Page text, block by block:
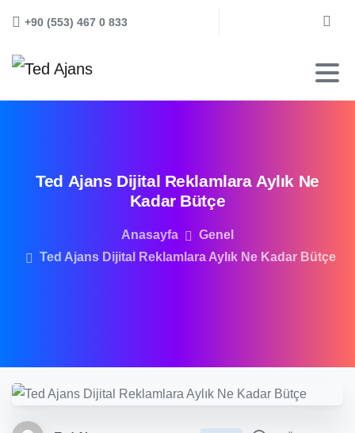
+90 (553) 467 0 833
Arama
Ted Ajans Dijital Reklamlara Aylık Ne
Kadar Bütçe
Anasayfa
Genel
Ted Ajans Dijital Reklamlara Aylık Ne Kadar Bütçe